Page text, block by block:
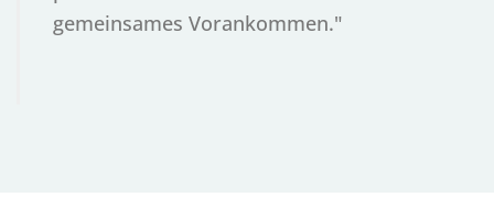
gemeinsames Vorankommen."